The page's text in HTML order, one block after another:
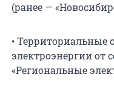
(ранее —
• Территориальные
электроэнергии от
«Региональные